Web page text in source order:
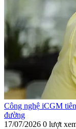
Công nghệ iCGM
đường
17/07/2026 0 lượt